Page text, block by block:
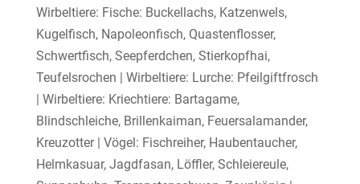
Wirbeltiere: Fische: Buckellachs, Katzenwels,
Kugelfisch, Napoleonfisch, Quastenflosser,
Schwertfisch, Seepferdchen, Stierkopfhai,
Teufelsrochen | Wirbeltiere: Lurche: Pfeilgiftfrosch
| Wirbeltiere: Kriechtiere: Bartagame,
Blindschleiche, Brillenkaiman, Feuersalamander,
Kreuzotter | Vögel: Fischreiher, Haubentaucher,
Helmkasuar, Jagdfasan, Löffler, Schleiereule,